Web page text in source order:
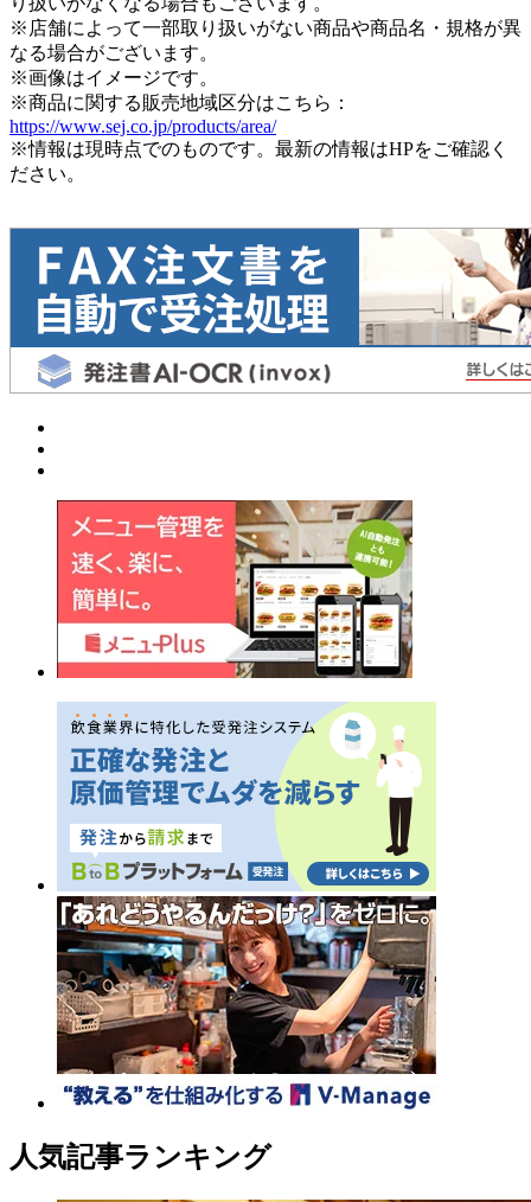
※店舗によって一部取り扱いがない商品や商品名・規格が異
なる場合がございます。
※画像はイメージです。
※商品に関する販売地域区分はこちら：
https://www.sej.co.jp/products/area/
※情報は現時点でのものです。最新の情報はHPをご確認く
ださい。
人気記事ランキング